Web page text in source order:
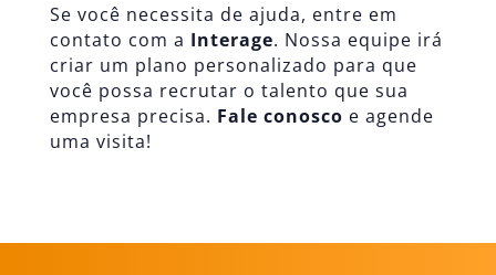
Se você necessita de ajuda, entre em
contato com a Interage. Nossa equipe irá
criar um plano personalizado para que
você possa recrutar o talento que sua
empresa precisa. Fale conosco e agende
uma visita!